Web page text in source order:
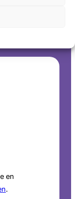
en
.